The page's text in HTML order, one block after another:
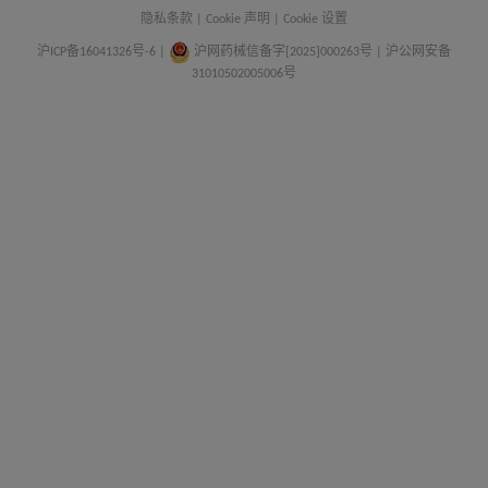
隐私条款 Cookie 声明 Cookie 设置
沪ICP备16041326号-6
沪网药械信备字[2025]000263号 | 沪公网安备
31010502005006号